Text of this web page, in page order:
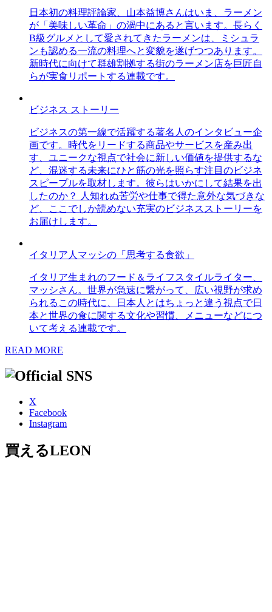
日本初の料理評論家、山本益博さんはいま、ラーメン
が「美味しい革命」の渦中にあると言います。長らく
B級グルメとして愛されてきたラーメンは、ミシュラ
ンも認める一流の料理へと変貌を遂げつつあります。
新時代に向けて群雄割拠する街のラーメン店を巨匠自
らが実食リポートする連載です。
ビジネス ストーリー
ビジネスの第一線で活躍する著名人のインタビュー企
画です。時代をリードする商品やサービスを産み出
す、ユニークな視点で社会に新しい価値を提供するな
ど、混迷する未来にひと筋の光を照らす注目のビジネ
スピープルを取材します。彼らはいかにして結果を出
したのか？ 人知れぬ苦労や仕事で得た意外な気づきな
ど、ここでしか読めない充実のビジネスストーリーを
お届けします。
イタリア人マッシの「思考する食欲」
イタリア生まれのフード＆ライフスタイルライター、
マッシさん。世界が急速に繋がって、広い視野が求め
られるこの時代に、日本人とはちょっと違う視点で日
本と世界の食に関する文化や習慣、メニューなどにつ
いて考える連載です。
READ MORE
X
Facebook
Instagram
買えるLEON